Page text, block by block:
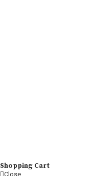
Shopping Cart
Close